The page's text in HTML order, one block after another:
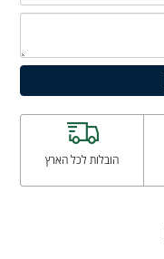
הובלות לכל הארץ